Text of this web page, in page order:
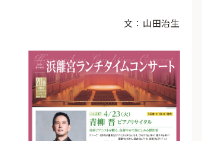
文：山田治生